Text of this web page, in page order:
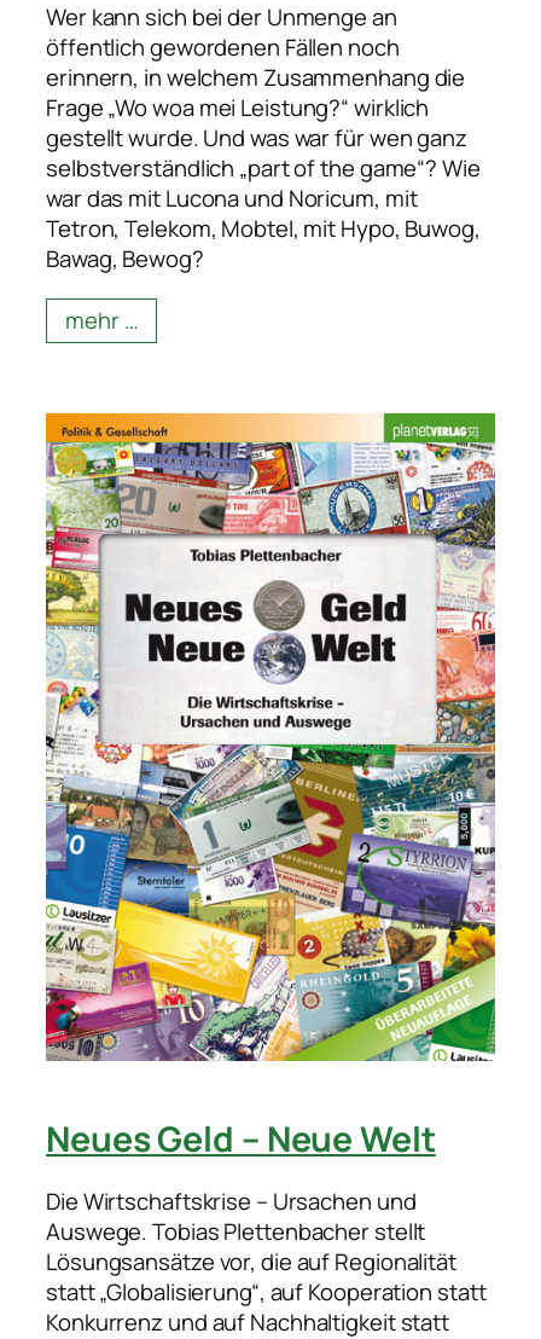
Wer kann sich bei der Unmenge an
öffentlich gewordenen Fällen noch
erinnern, in welchem Zusammenhang die
Frage „Wo woa mei Leistung?“ wirklich
gestellt wurde. Und was war für wen ganz
selbstverständlich „part of the game“? Wie
war das mit Lucona und Noricum, mit
Tetron, Telekom, Mobtel, mit Hypo, Buwog,
Bawag, Bewog?
mehr …
Neues Geld – Neue Welt
Die Wirtschaftskrise – Ursachen und
Auswege. Tobias Plettenbacher stellt
Lösungsansätze vor, die auf Regionalität
statt „Globalisierung“, auf Kooperation statt
Konkurrenz und auf Nachhaltigkeit statt